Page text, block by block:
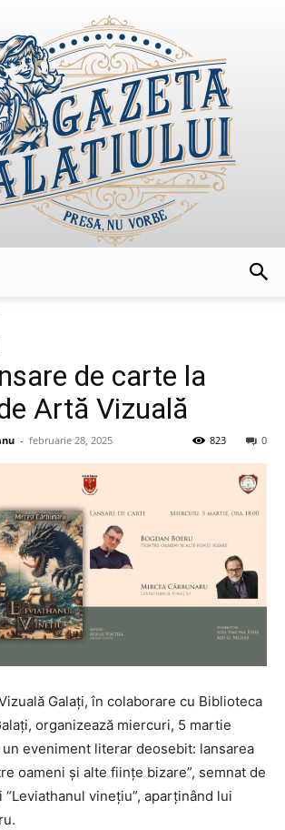
de carte la
Artă Vizuală
- februarie 28, 2025 0
823
Galați, în colaborare cu Biblioteca
organizează miercuri, 5 martie
un eveniment literar deosebit: lansarea
oameni și alte ființe bizare”, semnat de
“Leviathanul vinețiu”, aparținând lui